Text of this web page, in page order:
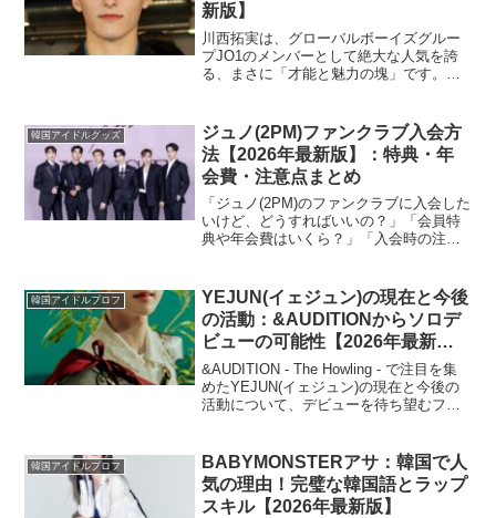
新版】
川西拓実は、グローバルボーイズグルー
プJO1のメンバーとして絶大な人気を誇
る、まさに「才能と魅力の塊」です。圧
らない人柄で、多くのファンを魅了し続
けています。本記事では...
韓国アイドルグッズ
ジュノ(2PM)ファンクラブ入会方
法【2026年最新版】：特典・年
会費・注意点まとめ
「ジュノ(2PM)のファンクラブに入会した
いけど、どうすればいいの？」「会員特
典や年会費はいくら？」「入会時の注意
(2PM)ファンクラブ入会方法を徹底解説し
ます！入...
韓国アイドルプロフ
YEJUN(イェジュン)の現在と今後
の活動：&AUDITIONからソロデ
ビューの可能性【2026年最新
版】
&AUDITION - The Howling - で注目を集
めたYEJUN(イェジュン)の現在と今後の
活動について、デビューを待ち望むファ
ューの可能性、HYBE L...
韓国アイドルプロフ
BABYMONSTERアサ：韓国で人
気の理由！完璧な韓国語とラップ
スキル【2026年最新版】